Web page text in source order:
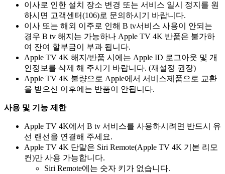
이사로 인한 설치 장소 변경 또는 서비스 일시 정지를 원
하시면 고객센터(106)로 문의하시기 바랍니다.
이사 또는 해외 이주로 인해 B tv서비스 사용이 안되는
경우 B tv 해지는 가능하나 Apple TV 4K 반품은 불가하
여 잔여 할부금이 부과 됩니다.
Apple TV 4K 해지/반품 시에는 Apple ID 로그아웃 및 개
인정보를 삭제 해 주시기 바랍니다. (재설정 권장)
Apple TV 4K 불량으로 Apple에서 서비스제품으로 교환
을 받으신 이후에는 반품이 안됩니다.
사용 및 기능 제한
Apple TV 4K에서 B tv 서비스를 사용하시려면 반드시 유
선 랜선을 연결해 주세요.
Apple TV 4K 단말은 Siri Remote(Apple TV 4K 기본 리모
컨)만 사용 가능합니다.
Siri Remote에는 숫자 키가 없습니다.